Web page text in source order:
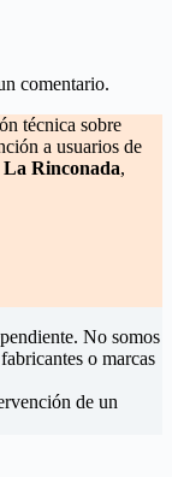
comentario.
técnica sobre
a usuarios de
La Rinconada,
No somos
o marcas
de un